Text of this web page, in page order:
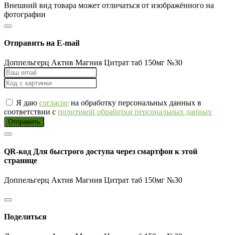
Внешний вид товара может отличаться от изображённого на
фотографии
Отправить на E-mail
Доппельгерц Актив Магния Цитрат таб 150мг №30
Я даю согласие на обработку персональных данных в
соответствии с политикой обработки персональных данных
Отправить
QR-код Для быстрого доступа через смартфон к этой
странице
Доппельгерц Актив Магния Цитрат таб 150мг №30
Поделиться